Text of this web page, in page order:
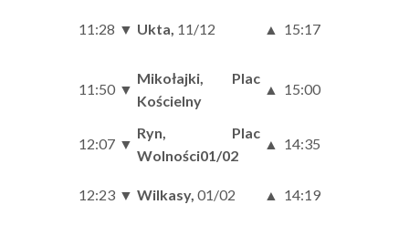
11:28 ▼ Ukta, 11/12 ▲ 15:17
11:50 ▼
Mikołajki, Plac
Kościelny
▲ 15:00
12:07 ▼
Ryn, Plac
Wolności01/02
▲ 14:35
12:23 ▼ Wilkasy, 01/02 ▲ 14:19